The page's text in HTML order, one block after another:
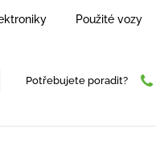
Použité vozy
Potřebujete poradit?